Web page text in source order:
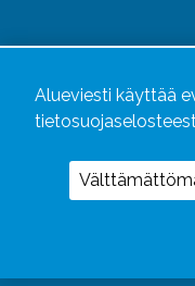
Alueviestijaalueviesti.fi
Aluelehdet Oy –
Alueviesti käyttää